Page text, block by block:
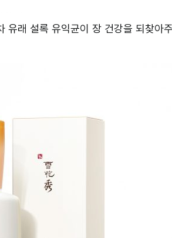
유래 설록 유익균이 장 건강을 되찾아